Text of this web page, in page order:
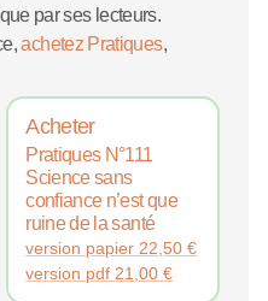
par ses lecteurs.
achetez Pratiques,
Acheter
Pratiques N°111
Science sans
confiance n’est que
ruine de la santé
version papier 22,50€
version pdf 21,00€